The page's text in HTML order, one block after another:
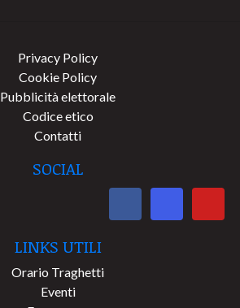
Privacy Policy
Cookie Policy
Pubblicità elettorale
Codice etico
Contatti
SOCIAL
LINKS UTILI
Orario Traghetti
Eventi